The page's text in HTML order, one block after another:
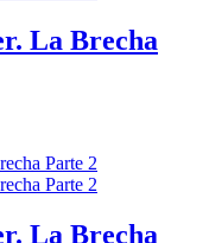
La Brecha
La Brecha